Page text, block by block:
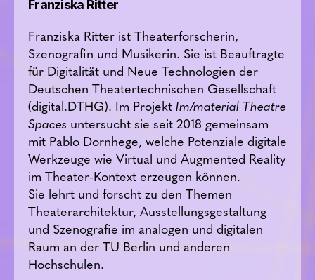
Franziska Ritter
Franziska Ritter ist Theaterforscherin,
Szenografin und Musikerin. Sie ist Beauftragte
für Digitalität und Neue Technologien der
Deutschen Theatertechnischen Gesellschaft
(digital.DTHG). Im ProjektIm/material Theatre
Spaces untersucht sie seit 2018 gemeinsam
mit Pablo Dornhege, welche Potenziale digitale
Werkzeuge wie Virtual und Augmented Reality
im Theater-Kontext erzeugen können.
Sie lehrt und forscht zu den Themen
Theaterarchitektur, Ausstellungsgestaltung
und Szenografie im analogen und digitalen
Raum an der TU Berlin und anderen
Hochschulen.